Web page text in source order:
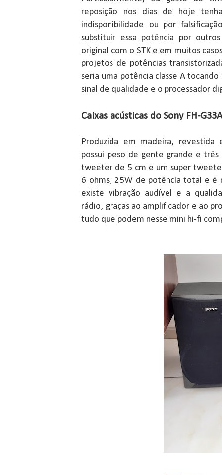
reposição nos dias de hoje
indisponibilidade ou por
substituir essa potência por
original com o STK e em muitos
projetos de potências
seria uma potência classe A
sinal de qualidade e o processador
Caixas acústicas do Sony FH-
Produzida em madeira,
possui peso de gente grande e
tweeter de 5 cm e um super
6 ohms, 25W de potência total e é
existe vibração audível e a
rádio, graças ao amplificador e ao
tudo que podem nesse mini hi-fi